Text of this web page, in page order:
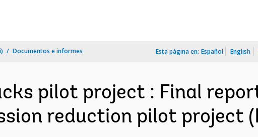
Documentos e informes Esta página en: Español English
pilot project : Final
reduction pilot project